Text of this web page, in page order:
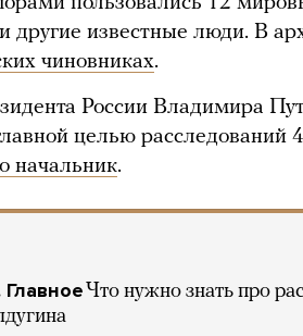
другие известные люди. В
чиновниках.
России Владимира
целью расследований
начальник.
Что нужно знать про